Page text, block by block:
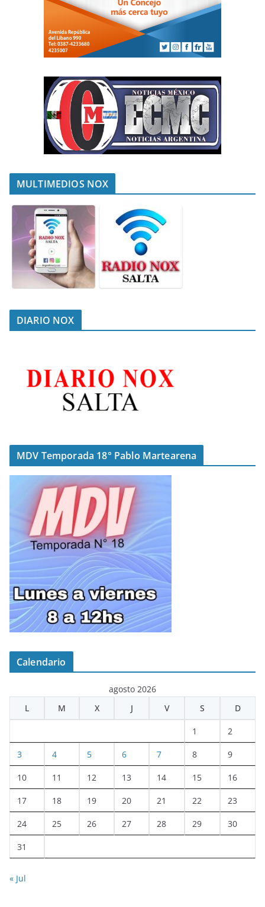
MULTIMEDIOS NOX
DIARIO NOX
MDV Temporada 18° Pablo Martearena
Calendario
agosto 2026
L
M X J V S D
1 2
3 4 5 6 7 8 9
10 11 12 13 14 15 16
17 18 19 20 21 22 23
24 25 26 27 28 29 30
31
« Jul